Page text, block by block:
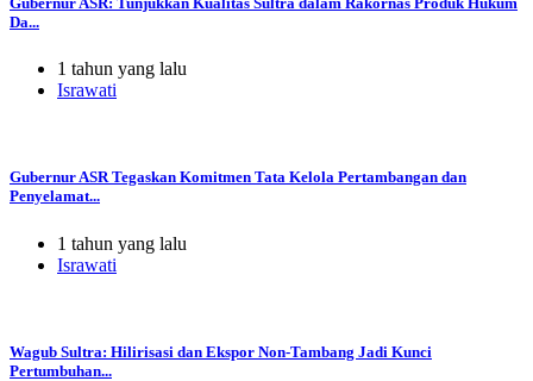
Da...
1 tahun yang lalu
Israwati
Gubernur ASR Tegaskan Komitmen Tata Kelola Pertambangan dan
Penyelamat...
1 tahun yang lalu
Israwati
Wagub Sultra: Hilirisasi dan Ekspor Non-Tambang Jadi Kunci
Pertumbuhan...